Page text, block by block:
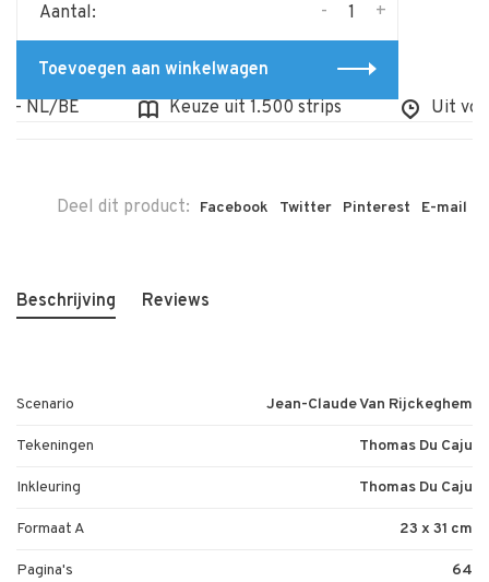
Aantal: +
-
Toevoegen aan winkelwagen
BE
Keuze uit 1.500 strips Uit
Deel dit product: Facebook Twitter Pinterest E-mail
Beschrijving Reviews
Scenario Jean-Claude Van Rijckeghem
Tekeningen Thomas Du Caju
Inkleuring Thomas Du Caju
Formaat A 23 x 31 cm
Pagina's 64